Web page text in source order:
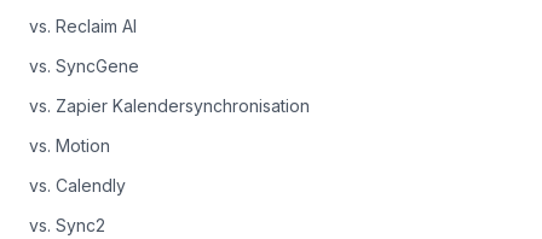
vs. Reclaim AI
vs. SyncGene
vs. Zapier Kalendersynchronisation
vs. Motion
vs. Calendly
vs. Sync2